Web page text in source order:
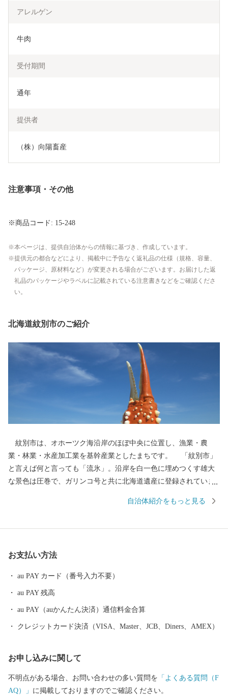
アレルゲン
牛肉
受付期間
通年
提供者
（株）向陽畜産
注意事項・その他
※商品コード: 15-248
本ページは、提供自治体からの情報に基づき、作成しています。
提供元の都合などにより、掲載中に予告なく返礼品の仕様（規格、容量、
パッケージ、原材料など）が変更される場合がございます。お届けした返
礼品のパッケージやラベルに記載されている注意書きなどをご確認くださ
い。
北海道紋別市のご紹介
紋別市は、オホーツク海沿岸のほぼ中央に位置し、漁業・農
業・林業・水産加工業を基幹産業としたまちです。 「紋別市」
と言えば何と言っても「流氷」。沿岸を白一色に埋めつくす雄大
な景色は圧巻で、ガリンコ号と共に北海道遺産に登録されていま
ガニの三大ガニのほか、ホタテ、鮭などの豊富な魚介類を味わえ
自治体紹介をもっと見る
お支払い方法
au PAY カード（番号入力不要）
au PAY 残高
au PAY（auかんたん決済）通信料金合算
クレジットカード決済（VISA、Master、JCB、Diners、AMEX）
お申し込みに関して
不明点がある場合、お問い合わせの多い質問を 「よくある質問（F
AQ）」 に掲載しておりますのでご確認ください。